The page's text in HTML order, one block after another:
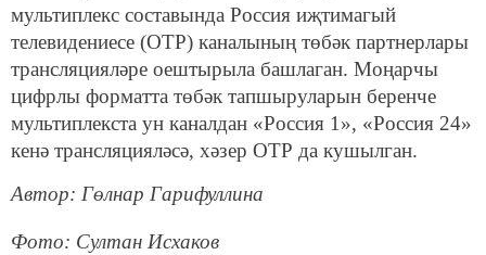
мультиплекс составында Россия иҗтимагый
телевидениесе (ОТР) каналының төбәк партнерлары
трансляцияләре оештырыла башлаган. Моңарчы
цифрлы форматта төбәк тапшыруларын беренче
мультиплекста ун каналдан «Россия 1», «Россия 24»
кенә трансляцияләсә, хәзер ОТР да кушылган.
Автор: Гөлнар Гарифуллина
Фото: Султан Исхаков